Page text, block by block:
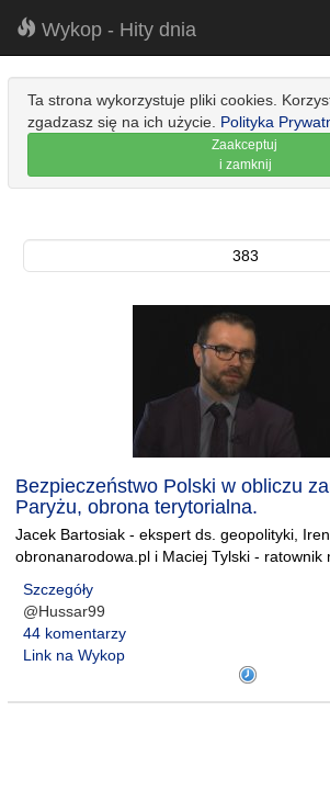
Wykop - Hity dnia
Ta strona wykorzystuje pliki cookies.
zgadzasz się na ich użycie. Polityka
Zaakceptuj
i zamknij
383
Bezpieczeństwo Polski w obliczu
Paryżu, obrona terytorialna.
Jacek Bartosiak - ekspert ds. geopolityki,
obronanarodowa.pl i Maciej Tylski - ratownik
Szczegóły
@Hussar99
44 komentarzy
Link na Wykop